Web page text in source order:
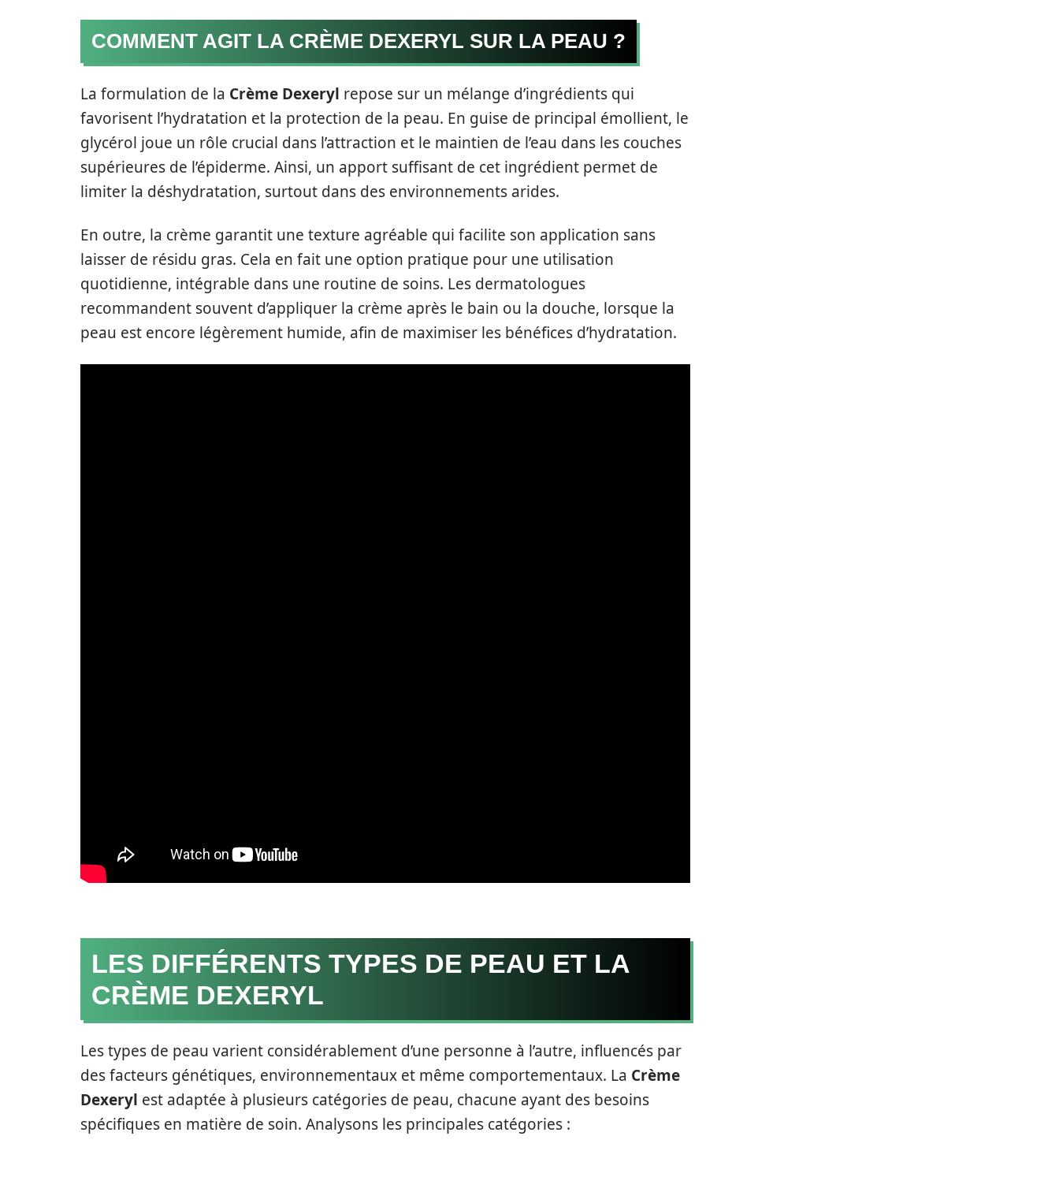
COMMENT AGIT LA CRÈME DEXERYL SUR LA PEAU ?
La formulation de la Crème Dexeryl repose sur un mélange d’ingrédients qui
favorisent l’hydratation et la protection de la peau. En guise de principal émollient, le
glycérol joue un rôle crucial dans l’attraction et le maintien de l’eau dans les couches
supérieures de l’épiderme. Ainsi, un apport suffisant de cet ingrédient permet de
limiter la déshydratation, surtout dans des environnements arides.
En outre, la crème garantit une texture agréable qui facilite son application sans
laisser de résidu gras. Cela en fait une option pratique pour une utilisation
quotidienne, intégrable dans une routine de soins. Les dermatologues
recommandent souvent d’appliquer la crème après le bain ou la douche, lorsque la
peau est encore légèrement humide, afin de maximiser les bénéfices d’hydratation.
LES DIFFÉRENTS TYPES DE PEAU ET LA
CRÈME DEXERYL
Les types de peau varient considérablement d’une personne à l’autre, influencés par
des facteurs génétiques, environnementaux et même comportementaux. La Crème
Dexeryl est adaptée à plusieurs catégories de peau, chacune ayant des besoins
spécifiques en matière de soin. Analysons les principales catégories :